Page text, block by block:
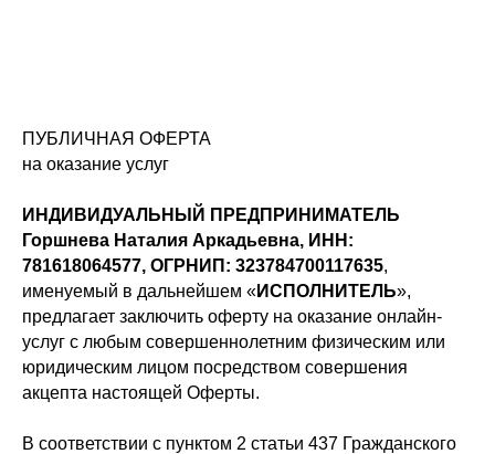
ПУБЛИЧНАЯ ОФЕРТА
на оказание услуг
ИНДИВИДУАЛЬНЫЙ ПРЕДПРИНИМАТЕЛЬ
Горшнева Наталия Аркадьевна, ИНН:
781618064577, ОГРНИП: 323784700117635,
именуемый в дальнейшем «ИСПОЛНИТЕЛЬ»,
предлагает заключить оферту на оказание онлайн-
услуг с любым совершеннолетним физическим или
юридическим лицом посредством совершения
акцепта настоящей Оферты.
В соответствии с пунктом 2 статьи 437 Гражданского